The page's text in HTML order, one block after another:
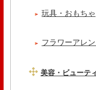
玩具・おもちゃ
フラワーアレ
美容・ビューテ